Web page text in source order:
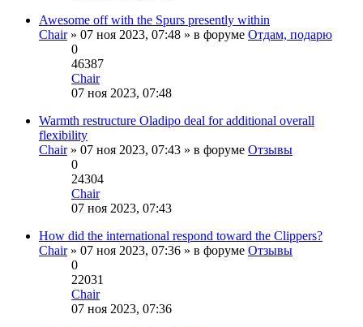
последнему
сообщению
Awesome off with the Spurs presently within
Chair» 07 ноя 2023, 07:48 » в форуме Отдам, подарю
0
46387
Chair
Перейти
последнему
07 ноя 2023, 07:48
Warmth restructure Oladipo deal for additional overall
flexibility
Chair» 07 ноя 2023, 07:43 » в форуме Отзывы
0
24304
Chair
Перейти
последнему
сообщению
07 ноя 2023, 07:43
How did the international respond toward the Clippers?
Chair» 07 ноя 2023, 07:36 » в форуме Отзывы
0
22031
Chair
Перейти
07 ноя 2023, 07:36